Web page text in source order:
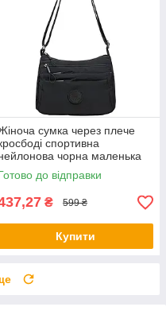
сумка через плече
спортивна
чорна маленька
сумка на
до відправки
₴ 599 ₴
Купити